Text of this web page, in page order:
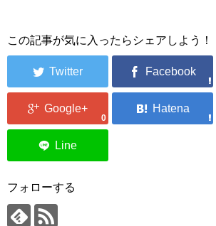
この記事が気に入ったらシェアしよう！
0
フォローする